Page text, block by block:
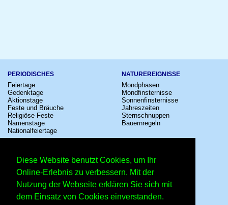
Diese Website benutzt Cookies, um Ihr
Online-Erlebnis zu verbessern. Mit der
Nutzung der Webseite erklären Sie sich mit
dem Einsatz von Cookies einverstanden.
PERIODISCHES
Feiertage
Gedenktage
Aktionstage
Feste und Bräuche
Religiöse Feste
Namenstage
Nationalfeiertage
NATUREREIGNISSE
Mondphasen
Mondfinsternisse
Sonnenfinsternisse
Jahreszeiten
Sternschnuppen
Bauernregeln
Kinostarts
Festivals
Fußball
Comedy
Shows
Sternzeichen
Schalttage
Messen
Erinnerungen
Volksfeste